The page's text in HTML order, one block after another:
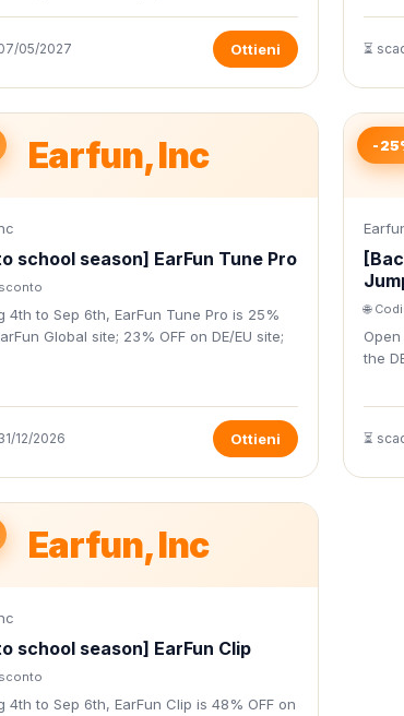
05/2027 Ottieni ⏳
Earfun, Inc
school season] EarFun Tune Pro
4th to Sep 6th, EarFun Tune Pro is 25%
Global site; 23% OFF on DE/EU site;
12/2026 Ottieni
-
🌐
the
⏳
Earfun, Inc
school season] EarFun Clip
4th to Sep 6th, EarFun Clip is 48% OFF on